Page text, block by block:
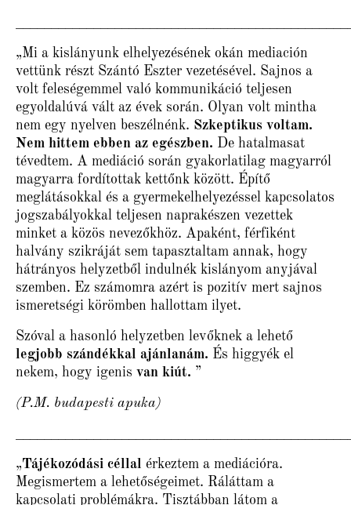
„Mi a kislányunk elhelyezésének okán mediación
vettünk részt Szántó Eszter vezetésével. Sajnos a
volt feleségemmel való kommunikáció teljesen
egyoldalúvá vált az évek során. Olyan volt mintha
nem egy nyelven beszélnénk. Szkeptikus voltam.
Nem hittem ebben az egészben. De hatalmasat
tévedtem. A mediáció során gyakorlatilag magyarról
magyarra fordítottak kettőnk között. Építő
meglátásokkal és a gyermekelhelyezéssel kapcsolatos
jogszabályokkal teljesen naprakészen vezettek
minket a közös nevezőkhöz. Apaként, férfiként
halvány szikráját sem tapasztaltam annak, hogy
hátrányos helyzetből indulnék kislányom anyjával
szemben. Ez számomra azért is pozitív mert sajnos
ismeretségi körömben hallottam ilyet.
Szóval a hasonló helyzetben levőknek a lehető
legjobb szándékkal ajánlanám. És higgyék el
nekem, hogy igenis van kiút. ”
(P.M. budapesti apuka)
„Tájékozódási céllal érkeztem a mediációra.
Megismertem a lehetőségeimet. Ráláttam a
kapcsolati problémákra. Tisztábban látom a